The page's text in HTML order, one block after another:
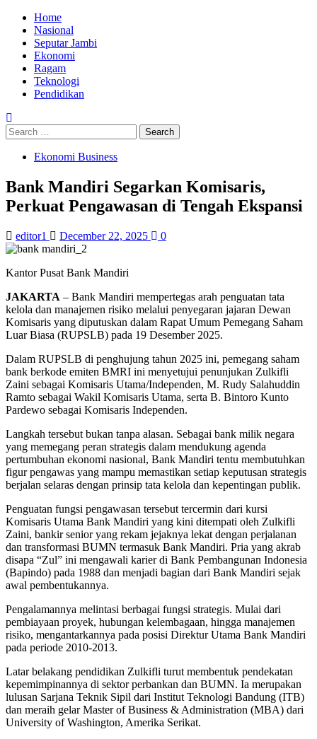
Skip
content
Primary
Menu
Home
Nasional
Seputar Jambi
Ekonomi
Ragam
Teknologi
Pendidikan
Search
for:
Ekonomi Business
Bank Mandiri Segarkan Komisaris,
Perkuat Pengawasan di Tengah Ekspansi
editor1 December 22, 2025 0
Kantor Pusat Bank Mandiri
JAKARTA – Bank Mandiri mempertegas arah penguatan tata
kelola dan manajemen risiko melalui penyegaran jajaran Dewan
Komisaris yang diputuskan dalam Rapat Umum Pemegang Saham
Luar Biasa (RUPSLB) pada 19 Desember 2025.
Dalam RUPSLB di penghujung tahun 2025 ini, pemegang saham
bank berkode emiten BMRI ini menyetujui penunjukan Zulkifli
Zaini sebagai Komisaris Utama/Independen, M. Rudy Salahuddin
Ramto sebagai Wakil Komisaris Utama, serta B. Bintoro Kunto
Pardewo sebagai Komisaris Independen.
Langkah tersebut bukan tanpa alasan. Sebagai bank milik negara
yang memegang peran strategis dalam mendukung agenda
pertumbuhan ekonomi nasional, Bank Mandiri tentu membutuhkan
figur pengawas yang mampu memastikan setiap keputusan strategis
berjalan selaras dengan prinsip tata kelola dan kepentingan publik.
Penguatan fungsi pengawasan tersebut tercermin dari kursi
Komisaris Utama Bank Mandiri yang kini ditempati oleh Zulkifli
Zaini, bankir senior yang rekam jejaknya lekat dengan perjalanan
dan transformasi BUMN termasuk Bank Mandiri. Pria yang akrab
disapa “Zul” ini mengawali karier di Bank Pembangunan Indonesia
(Bapindo) pada 1988 dan menjadi bagian dari Bank Mandiri sejak
awal pembentukannya.
Pengalamannya melintasi berbagai fungsi strategis. Mulai dari
pembiayaan proyek, hubungan kelembagaan, hingga manajemen
risiko, mengantarkannya pada posisi Direktur Utama Bank Mandiri
pada periode 2010-2013.
Latar belakang pendidikan Zulkifli turut membentuk pendekatan
kepemimpinannya di sektor perbankan dan BUMN. Ia merupakan
lulusan Sarjana Teknik Sipil dari Institut Teknologi Bandung (ITB)
dan meraih gelar Master of Business & Administration (MBA) dari
University of Washington, Amerika Serikat.